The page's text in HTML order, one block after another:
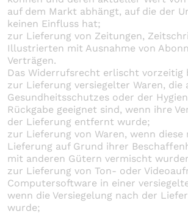
auf dem Markt abhängt, auf die der
keinen Einfluss hat;
zur Lieferung von Zeitungen,
Illustrierten mit Ausnahme von
Verträgen.
Das Widerrufsrecht erlischt vorzeitig
zur Lieferung versiegelter Waren, die
Gesundheitsschutzes oder der
Rückgabe geeignet sind, wenn ihre
der Lieferung entfernt wurde;
zur Lieferung von Waren, wenn diese
Lieferung auf Grund ihrer
mit anderen Gütern vermischt
zur Lieferung von Ton- oder
Computersoftware in einer
wenn die Versiegelung nach der
wurde;